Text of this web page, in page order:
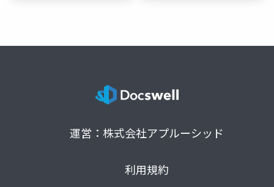
運営：株式会社アプルーシッド
利用規約